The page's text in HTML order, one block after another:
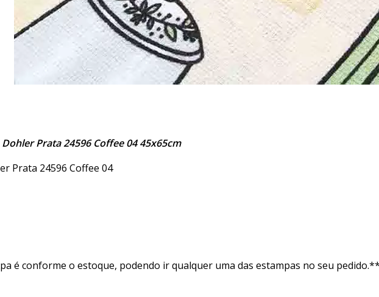
Prata 24596 Coffee 04 45x65cm
Prata 24596 Coffee 04
é conforme o estoque, podendo ir qualquer uma das estampas no seu